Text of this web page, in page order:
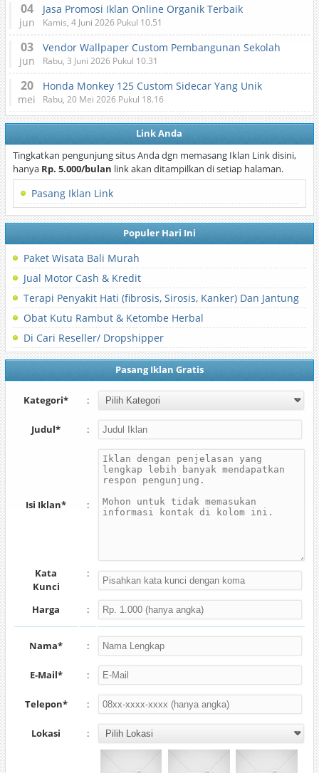
04
jun
Jasa Promosi Iklan Online Organik Terbaik
Kamis, 4 Juni 2026 Pukul 10.51
03
jun
Vendor Wallpaper Custom Pembangunan Sekolah
Rabu, 3 Juni 2026 Pukul 10.31
20
mei
Honda Monkey 125 Custom Sidecar Yang Unik
Rabu, 20 Mei 2026 Pukul 18.16
Link Anda
Tingkatkan pengunjung situs Anda dgn memasang Iklan Link disini,
hanya Rp. 5.000/bulan link akan ditampilkan di setiap halaman.
Pasang Iklan Link
Populer Hari Ini
Paket Wisata Bali Murah
Jual Motor Cash & Kredit
Terapi Penyakit Hati (fibrosis, Sirosis, Kanker) Dan Jantung
Obat Kutu Rambut & Ketombe Herbal
Di Cari Reseller/ Dropshipper
Pasang Iklan Gratis
Kategori* :
Judul* :
Isi Iklan* :
Kata
Kunci
:
Harga :
Nama* :
E-Mail* :
Telepon* :
Lokasi :